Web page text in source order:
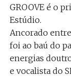
GROOVE é o
Estúdio.
Ancorado
foi ao baú do
energias
e vocalista do